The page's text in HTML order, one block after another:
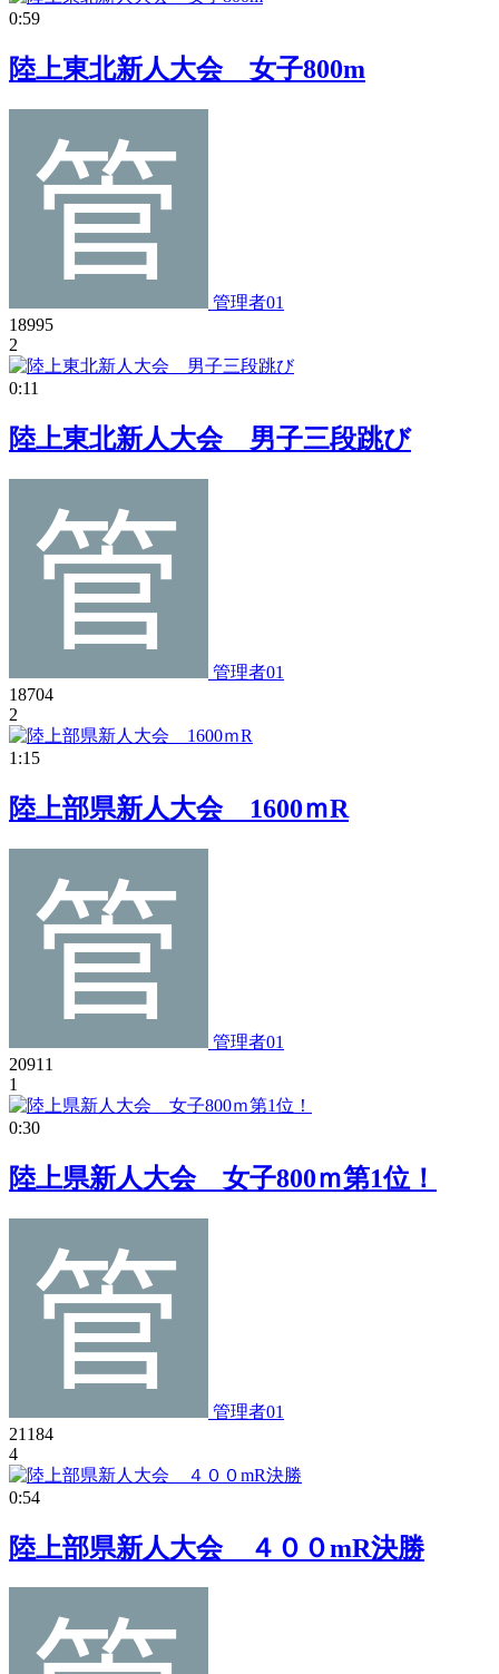
0:59
陸上東北新人大会 女子800m
管理者01
18995
2
0:11
陸上東北新人大会 男子三段跳び
管理者01
18704
2
1:15
陸上部県新人大会 1600ｍR
管理者01
20911
1
0:30
陸上県新人大会 女子800ｍ第1位！
管理者01
21184
4
0:54
陸上部県新人大会 ４００mR決勝